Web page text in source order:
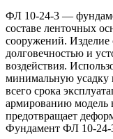
ФЛ 10-24-3 —
составе ленточных
сооружений. Изделие
долговечностью и
воздействия.
минимальную усадку
всего срока
армированию модель
предотвращает
Фундамент ФЛ 10-24-